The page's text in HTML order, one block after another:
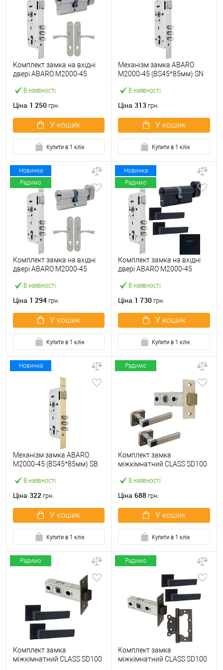
В наявності
Комплект замка на вхідні
двері ABARO M2000-45
B100 60T і ручками KEDR
Ціна 1 250 грн.
У кошик
Купити в 1 клік
В наявності
Механізм замка ABARO
M2000-45 (BS45*85мм) SN
Ціна 313 грн.
У кошик
Купити в 1 клік
Новинка
Радимо
В наявності
Комплект замка на вхідні
двері ABARO M2000-45
B100 70T і ручками KEDR
Ціна 1 294 грн.
У кошик
Купити в 1 клік
Новинка
Радимо
В наявності
Комплект замка на вхідні
двері ABARO M2000-45
ручками, протектором
Ціна 1 730 грн.
У кошик
Купити в 1 клік
Новинка
В наявності
Механізм замка ABARO
M2000-45 (BS45*85мм) SB
Ціна 322 грн.
У кошик
Купити в 1 клік
Радимо
В наявності
Комплект замка
міжкімнатний CLASS SD100
KEDR нікель сатин
Ціна 688 грн.
У кошик
Купити в 1 клік
Радимо
Комплект замка
міжкімнатний CLASS SD100
Радимо
Комплект замка
міжкімнатний CLASS SD100